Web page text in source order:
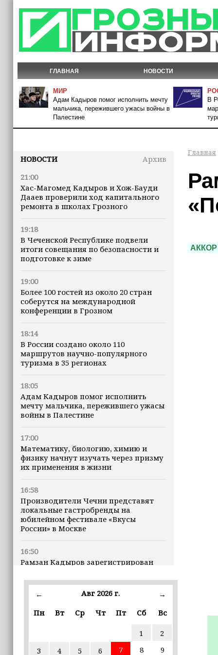
ГЛАВНАЯ НОВОСТИ
МИР
Адам Кадыров помог исполнить мечту
мальчика, пережившего ужасы войны в
Палестине
В
НОВОСТИ
Архив
21:00
Хас-Магомед Кадыров и Хож-Бауди
Дааев проверили ход капитального
ремонта в школах Грозного
19:18
В Чеченской Республике подвели
итоги совещания по безопасности и
подготовке к зиме
19:00
Более 100 гостей из около 20 стран
соберутся на международной
конференции в Грозном
18:14
В России создано около 110
маршрутов научно-популярного
туризма в 35 регионах
18:05
Адам Кадыров помог исполнить
мечту мальчика, пережившего ужасы
войны в Палестине
17:00
Математику, биологию, химию и
физику начнут изучать через призму
их применения в жизни
16:58
Производители Чечни представят
локальные гастробренды на
юбилейном фестивале «Вкусы
России» в Москве
16:50
Рамзан Кадыров зарегистрирован
16:47
землетрясения, рассказала
16:12
← Авг 2026 г.
→
Пн
Вт Ср Чт Пт Сб Вс
1
2
3
4 5 6 7 8
9
Главная
АККОР